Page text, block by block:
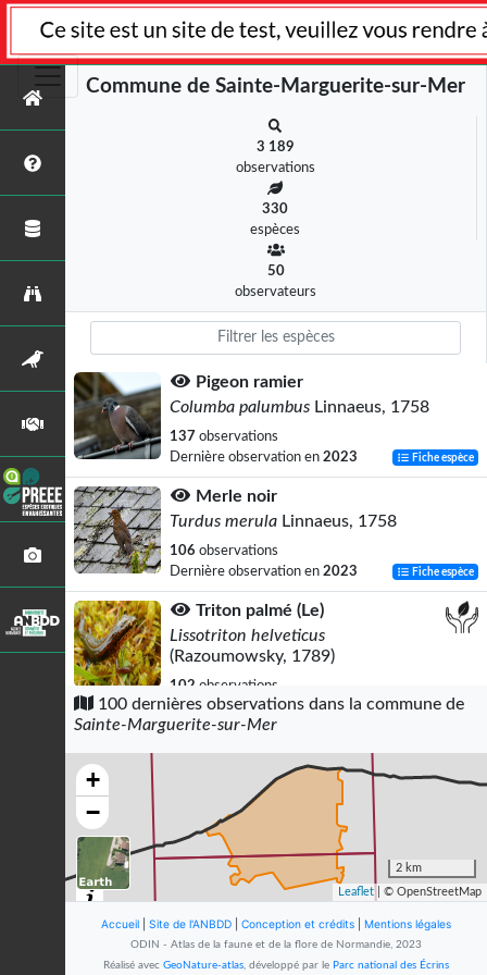
Commune de Sainte-Marguerite-sur-Mer
3 189
observations
330
espèces
50
observateurs
Pigeon ramier
Columba palumbus Linnaeus, 1758
137 observations
Dernière observation en 2023 Fiche espèce
Merle noir
Turdus merula Linnaeus, 1758
106 observations
Dernière observation en 2023 Fiche espèce
Triton palmé (Le)
Lissotriton helveticus
(Razoumowsky, 1789)
102 observations
Dernière observation en2022 Fiche espèce
Phylloscopus collybita(Vieillot, 1817)
observations
Dernière observation en
Troglodyte mignon
Troglodytes troglodytes(Linnaeus,
1758)
observations
Fiche espèce
100 dernières observations dans la commune de
Sainte-Marguerite-sur-Mer
+
−
2 km
Leaflet | © OpenStreetMap
Accueil Site de l'ANBDD Conception et crédits Mentions légales
ODIN - Atlas de la faune et de la flore de Normandie, 2023
Réalisé avec GeoNature-atlas, développé par le Parc national des Écrins